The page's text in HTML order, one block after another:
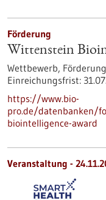
Förderung
Wittenstein
Wettbewerb,
Einreichungsfrist:
https://www.bio-
pro.de/datenbanken/
biointelligence-award
Veranstaltung -